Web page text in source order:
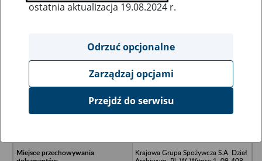
Ukryj wszystkie pozycje bazy
Poznańsko-Pomorska Spółka
Krajowa Grupa Spożywcza S.A. Dział
ostatnia aktualizacja 19.08.2024 r.
Odrzuć opcjonalne
Zarządzaj opcjami
Przejdź do serwisu